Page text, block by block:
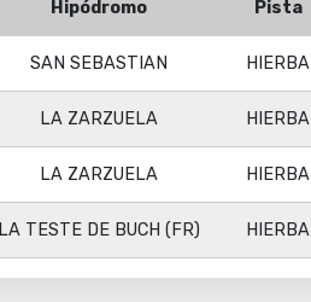
Hipódromo Pista
SAN SEBASTIAN HIERBA
LA ZARZUELA HIERBA
LA ZARZUELA HIERBA
LA TESTE DE BUCH (FR) HIERBA